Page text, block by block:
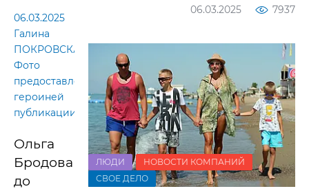
06.03.2025
Галина
ПОКРОВСКАЯ.
Фото
предоставлено
героиней
публикации
Ольга
Бродова
до
06.03.2025 7937
ЛЮДИ
НОВОСТИ КОМПАНИЙ
СВОЕ ДЕЛО